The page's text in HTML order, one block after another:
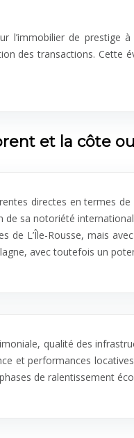
de prestige
des transactions. Cette
et la côte
directes en termes
sa notoriété
de L’Île-Rousse, mais
avec toutefois un
qualité des
et performances
de ralentissement